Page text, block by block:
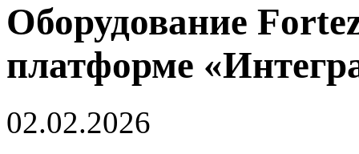
Оборудование
платформе
02.02.2026